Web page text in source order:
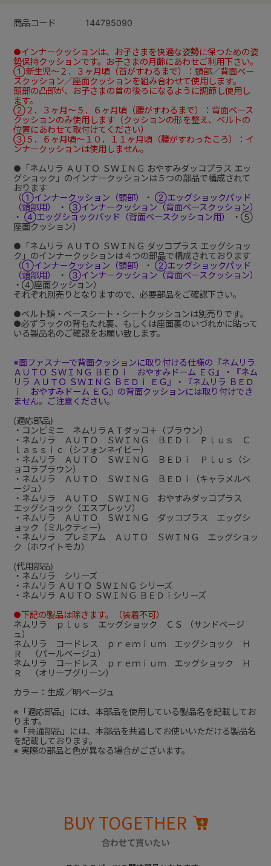
商品コード 144795090
●インナークッションは、お子さまを快適な姿勢に保つための姿
勢保持クッションです。お子さまの月齢にあわせご利用下さい。
①新生児～２．３ヶ月頃（首がすわるまで）：頭部／背面ベー
スクッション／座面クッションを組み合わせて使用します。
頭部の凸部が、お子さまの首の後ろになるように調節し使用し
ます。
②２．３ヶ月～５．６ヶ月頃（腰がすわるまで）：背面ベース
クッションのみ使用します（クッションの形を整え、ベルトの
位置にあわせて取付けてください）
③５．６ヶ月頃～１０．１１ヶ月頃（腰がすわったころ）：イ
ンナークッションは使用しません。
●「ネムリラ ＡＵＴＯ ＳＷＩＮＧ おやすみダッコプラス エッ
グショック」のインナークッションは５つの部品で構成されて
おります
（①インナークッション（頭部） ・ ②エッグショックパッド
（頭部用）
・ ③インナークッション（背面ベースクッション）
・ ④エッグショックパッド（背面ベースクッション用）
・⑤
座面クッション）
●「ネムリラ ＡＵＴＯ ＳＷＩＮＧ ダッコプラス エッグショッ
ク」のインナークッションは４つの部品で構成されております
（①インナークッション（頭部） ・ ②エッグショックパッド
（頭部用）
・ ③インナークッション（背面ベースクッション）
・④座面クッション）
それぞれ別売りとなりますので、必要部品をご確認下さい。
●ベルト類・ベースシート・シートクッションは別売りです。
●必ずラックの背もたれ裏、もしくは座面裏のいづれかに貼って
いる製品名のご確認をお願い致します。
※面ファスナーで背面クッションに取り付ける仕様の『ネムリラ
ＡＵＴＯ ＳＷＩＮＧ ＢＥＤｉ おやすみドーム ＥＧ』・『ネム
リラ ＡＵＴＯ ＳＷＩＮＧ ＢＥＤｉ ＥＧ』・『ネムリラ ＢＥＤ
ｉ おやすみドーム ＥＧ』の背面クッションには取り付けでき
ません。ご注意ください。
(適応部品)
・コンビミニ ネムリラＡＴダッコ＋（ブラウン）
・ネムリラ ＡＵＴＯ ＳＷＩＮＧ ＢＥＤｉ Ｐｌｕｓ Ｃ
ｌａｓｓｉｃ（シフォンネイビー）
・ネムリラ ＡＵＴＯ ＳＷＩＮＧ ＢＥＤｉ Ｐｌｕｓ（シ
ョコラブラウン）
・ネムリラ ＡＵＴＯ ＳＷＩＮＧ ＢＥＤｉ（キャラメルベ
ージュ）
・ネムリラ ＡＵＴＯ ＳＷＩＮＧ おやすみダッコプラス
エッグショック（エスプレッソ）
・ネムリラ ＡＵＴＯ ＳＷＩＮＧ ダッコプラス エッグシ
ョック（ミルクティー）
・ネムリラ プレミアム ＡＵＴＯ ＳＷＩＮＧ エッグショッ
ク（ホワイトモカ）
(代用部品)
・ネムリラ シリーズ
・ネムリラ ＡＵＴＯ ＳＷＩＮＧ シリーズ
・ネムリラ ＡＵＴＯ ＳＷＩＮＧ ＢＥＤｉシリーズ
●下記の製品は除きます。（装着不可）
ネムリラ ｐｌｕｓ エッグショック ＣＳ （サンドベージ
ュ）
ネムリラ コードレス ｐｒｅｍｉｕｍ エッグショック Ｈ
Ｒ （パールベージュ）
ネムリラ コードレス ｐｒｅｍｉｕｍ エッグショック Ｈ
Ｒ （オリーブグリーン）
カラー：生成／明ベージュ
※「適応部品」には、本部品を使用している製品名を記載してお
ります。
※「共通部品」には、本部品を共通してお使いいただける製品名
を記載しております。
※ 実際の部品と色が異なる場合がございます。
BUY TOGETHER
合わせて買いたい